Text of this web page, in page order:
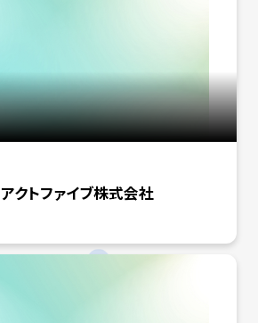
アクトファイブ株式会社